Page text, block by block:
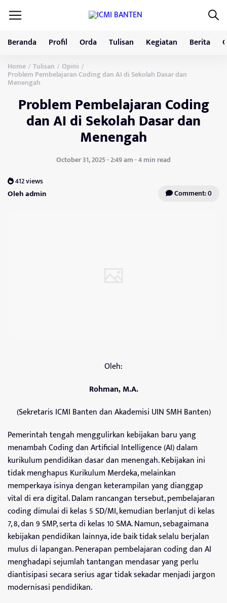
Beranda Profil Orda Tulisan Kegiatan Berita
Home / Tulisan / Opini /
Problem Pembelajaran Coding dan AI di Sekolah Dasar dan
Menengah
Problem Pembelajaran Coding
dan AI di Sekolah Dasar dan
Menengah
October 31, 2025 - 2:49 am - 4 min read
412 views
Oleh admin Comment: 0
Oleh:
Rohman, M.A.
(Sekretaris ICMI Banten dan Akademisi UIN SMH Banten)
Pemerintah tengah menggulirkan kebijakan baru yang
menambah Coding dan Artificial Intelligence (AI) dalam
kurikulum pendidikan dasar dan menengah. Kebijakan ini
tidak menghapus Kurikulum Merdeka, melainkan
memperkaya isinya dengan keterampilan yang dianggap
vital di era digital. Dalam rancangan tersebut, pembelajaran
coding dimulai di kelas 5 SD/MI, kemudian berlanjut di kelas
7, 8, dan 9 SMP, serta di kelas 10 SMA. Namun, sebagaimana
kebijakan pendidikan lainnya, ide baik tidak selalu berjalan
mulus di lapangan. Penerapan pembelajaran coding dan AI
menghadapi sejumlah tantangan mendasar yang perlu
diantisipasi secara serius agar tidak sekadar menjadi jargon
modernisasi pendidikan.